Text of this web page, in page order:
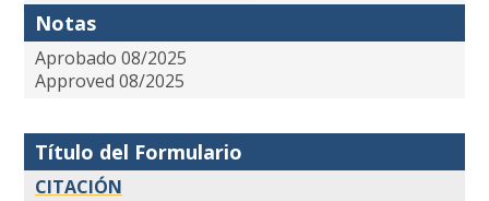
Notas
Aprobado 08/2025
Approved 08/2025
Título del Formulario
CITACIÓN